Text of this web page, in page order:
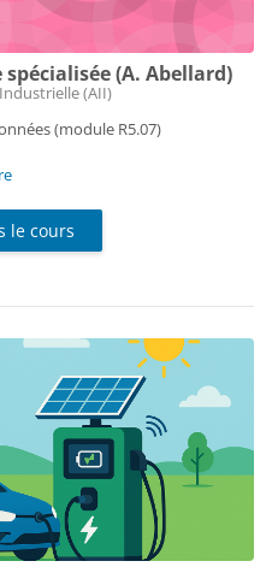
(A. Abellard)
(AII)
(module R5.07)
le cours